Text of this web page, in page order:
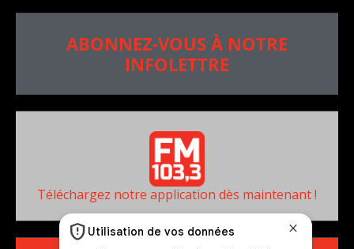
ABONNEZ-VOUS À NOTRE
INFOLETTRE
Téléchargez notre application dès maintenant !